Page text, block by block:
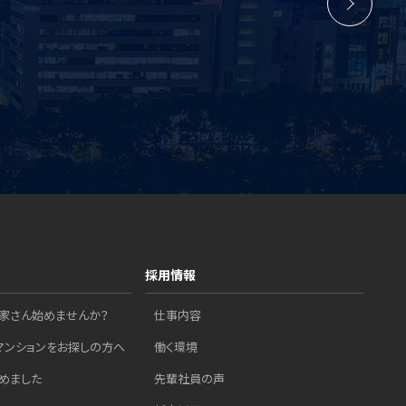
さん始めませんか？
ションをお探しの方へ
ました
採用情報
仕事内容
働く環境
先輩社員の声